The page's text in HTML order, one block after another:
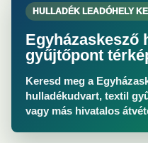
HULLADÉK LEADÓHELY
Egyházaskesző
gyűjtőpont
Keresd meg a
hulladékudvart, textil
vagy más hivatalos